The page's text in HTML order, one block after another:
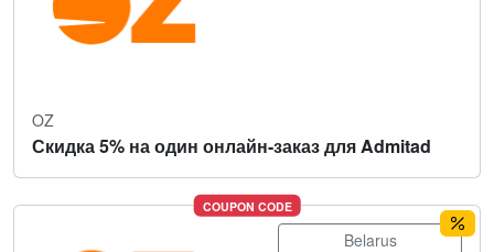
OZ
Скидка 5% на один онлайн-заказ для Admitad
COUPON CODE
Belarus